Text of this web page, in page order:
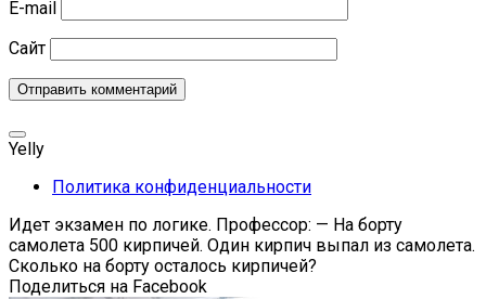
E-mail
Сайт
Yelly
Политика конфиденциальности
Идет экзамен по логике. Профессор: — На борту
самолета 500 кирпичей. Один кирпич выпал из самолета.
Сколько на борту осталось кирпичей?
Поделиться на Facebook